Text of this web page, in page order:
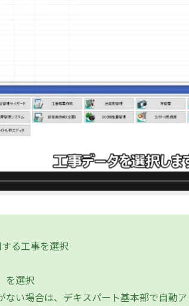
る工事を選択
を選択
い場合は、デキスパート基本部で自動ア